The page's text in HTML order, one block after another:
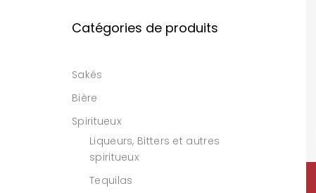
Catégories de produits
Sakés
Bière
Spiritueux
Liqueurs, Bitters et autres
spiritueux
Tequilas